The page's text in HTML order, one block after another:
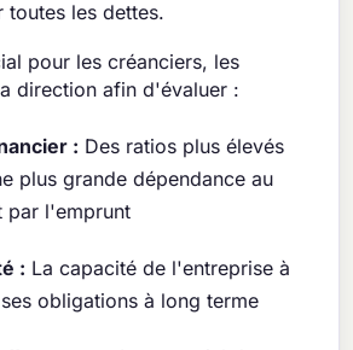
toutes les dettes.
pour les créanciers, les
direction afin d'évaluer :
: Des ratios plus élevés
plus grande dépendance au
par l'emprunt
: La capacité de l'entreprise à
obligations à long terme